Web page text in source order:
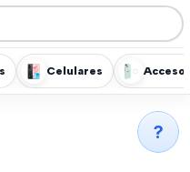
Celulares
?